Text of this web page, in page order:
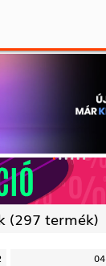
(297 termék)